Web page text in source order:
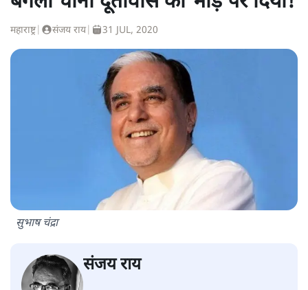
महाराष्ट्र| संजय राय| 31 JUL, 2020
सुभाष चंद्रा
संजय राय